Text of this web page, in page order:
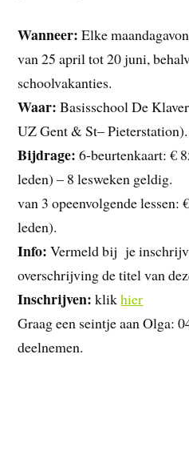
Wanneer: Elke
van 25 april tot 20 juni,
schoolvakanties.
Waar: Basisschool De
UZ Gent & St– Pieterstation).
Bijdrage: 6-beurtenkaart: €
leden) – 8 lesweken
van 3 opeenvolgende lessen:
leden).
Info: Vermeld bij je
overschrijving de titel van
Inschrijven: klikhier
Graag een seintje aan Olga:
deelnemen.